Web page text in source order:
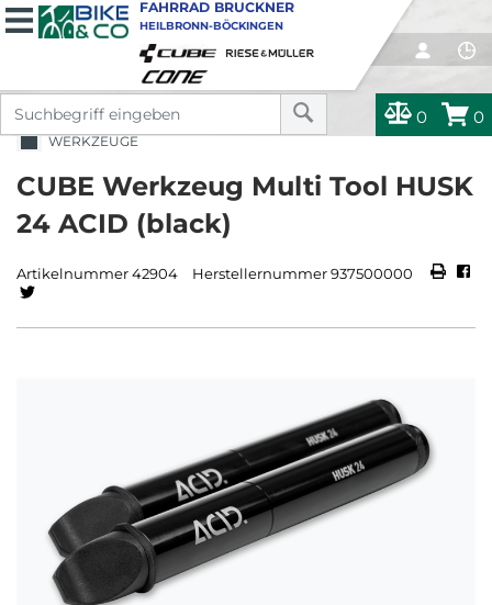
0 0
FAHRRAD BRUCKNER
HEILBRONN-BÖCKINGEN
WERKZEUGE
CUBE Werkzeug Multi Tool HUSK
24 ACID (black)
Artikelnummer 42904 Herstellernummer 937500000